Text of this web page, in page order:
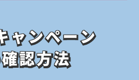
ャンペーン
認方法
ャンペーン
認方法